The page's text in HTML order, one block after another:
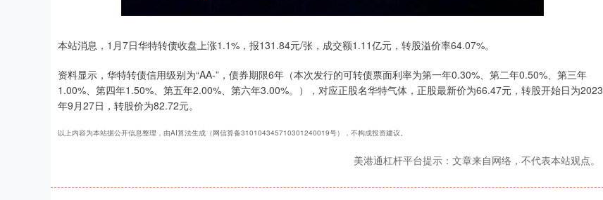
本站消息，1月7日华特转债收盘上涨1.1%，报131.84元/张，成交额1.11亿元，转股溢价率64.07%。
资料显示，华特转债信用级别为“AA-”，债券期限6年（本次发行的可转债票面利率为第一年0.30%、第二年0.50%、第三年
1.00%、第四年1.50%、第五年2.00%、第六年3.00%。），对应正股名华特气体，正股最新价为66.47元，转股开始日为2023
年9月27日，转股价为82.72元。
以上内容为本站据公开信息整理，由AI算法生成（网信算备310104345710301240019号），不构成投资建议。
美港通杠杆平台提示：文章来自网络，不代表本站观点。